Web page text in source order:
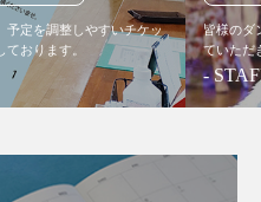
予定を調整しやすいチケッ
ております。
皆様のダ
ていただ
-